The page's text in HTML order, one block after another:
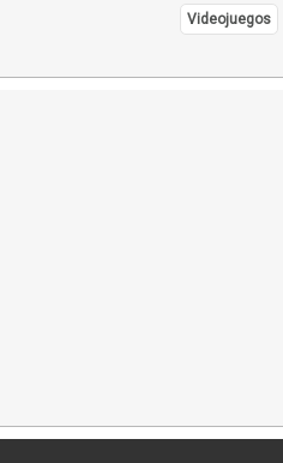
Videojuegos